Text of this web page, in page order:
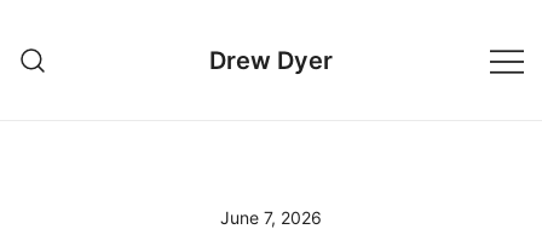
content
Drew Dyer
June 7, 2026